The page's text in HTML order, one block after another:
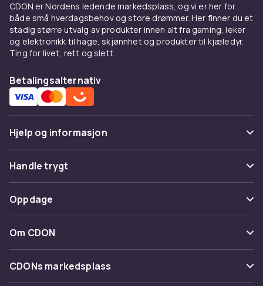
CDON er Nordens ledende markedsplass, og vi er her for
både små hverdagsbehov og store drømmer. Her finner du et
stadig større utvalg av produkter innen alt fra gaming, leker
og elektronikk til hage, skjønnhet og produkter til kjæledyr.
Ting for livet, rett og slett.
Betalingsalternativ
Hjelp og informasjon
Vanlige spørsmål
Spor pakke
Angre & returner her
Kontakt oss
Handle trygt
Betaling
Levering
Tilbakekallinger
Oppdage
Kategorier
Varemerker
Om CDON
Om oss
CDONs markedsplass